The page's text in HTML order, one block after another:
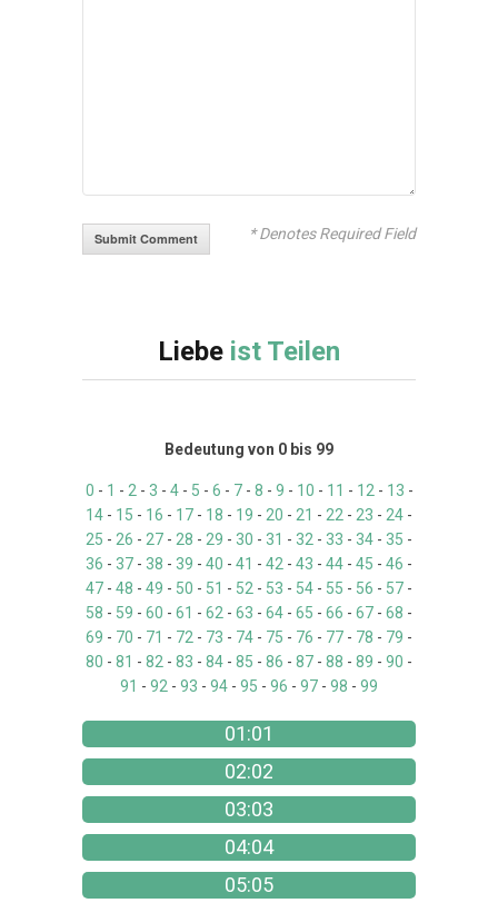
* Denotes Required Field
Liebe ist Teilen
Bedeutung von 0 bis 99
0 - 1 - 2- 3 - 4- 5 - 6 - 7- 8 - 9 - 10 - 11 - 12- 13 -
14 - 15 - 16 - 17 - 18 - 19 - 20 - 21 - 22 - 23 - 24 -
25 - 26 - 27 - 28 - 29 - 30 - 31 - 32 - 33 - 34 - 35 -
36 - 37 - 38 - 39 - 40 - 41 - 42 - 43 - 44 - 45 - 46 -
47 - 48 - 49 - 50 - 51 - 52 - 53 - 54 - 55 - 56 - 57 -
58 - 59 - 60 - 61 - 62 - 63 - 64 - 65 - 66 - 67 - 68 -
69 - 70 - 71 - 72 - 73 - 74 - 75 - 76 - 77 - 78 - 79 -
80 - 81 - 82 - 83 - 84 - 85 - 86 - 87 - 88 - 89 - 90 -
91 - 92 - 93 - 94 - 95 - 96 - 97 - 98 - 99
01:01
02:02
03:03
04:04
05:05